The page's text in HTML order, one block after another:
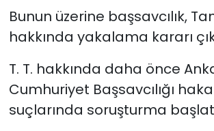
Bunun üzerine başsavcılık,
hakkında yakalama kararı
T. T. hakkında daha önce
Cumhuriyet Başsavcılığı
suçlarında soruşturma